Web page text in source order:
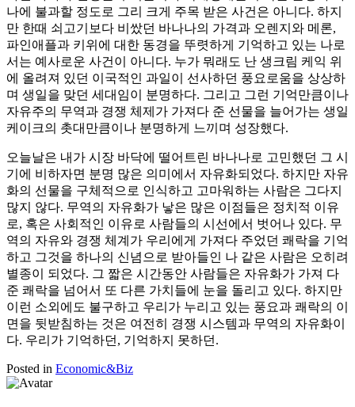
나에 불과할 정도로 그리 크게 주목 받은 사건은 아니다. 하지
만 한때 쇠고기보다 비쌌던 바나나의 가격과 오렌지와 메론,
파인애플과 키위에 대한 동경을 뚜렷하게 기억하고 있는 나로
서는 예사로운 사건이 아니다. 누가 뭐래도 난 생크림 케익 위
에 올려져 있던 이국적인 과일이 선사하던 풍요로움을 상상하
며 생일을 맞던 세대임이 분명하다. 그리고 그런 기억만큼이나
자유주의 무역과 경쟁 체제가 가져다 준 선물을 늘어가는 생일
케이크의 촛대만큼이나 분명하게 느끼며 성장했다.
오늘날은 내가 시장 바닥에 떨어트린 바나나로 고민했던 그 시
기에 비하자면 분명 많은 의미에서 자유화되었다. 하지만 자유
화의 선물을 구체적으로 인식하고 고마워하는 사람은 그다지
많지 않다. 무역의 자유화가 낳은 많은 이점들은 정치적 이유
로, 혹은 사회적인 이유로 사람들의 시선에서 벗어나 있다. 무
역의 자유와 경쟁 체계가 우리에게 가져다 주었던 쾌락을 기억
하고 그것을 하나의 신념으로 받아들인 나 같은 사람은 오히려
별종이 되었다. 그 짧은 시간동안 사람들은 자유화가 가져 다
준 쾌락을 넘어서 또 다른 가치들에 눈을 돌리고 있다. 하지만
이런 소외에도 불구하고 우리가 누리고 있는 풍요과 쾌락의 이
면을 뒷받침하는 것은 여전히 경쟁 시스템과 무역의 자유화이
다. 우리가 기억하던, 기억하지 못하던.
Posted in Economic&Biz